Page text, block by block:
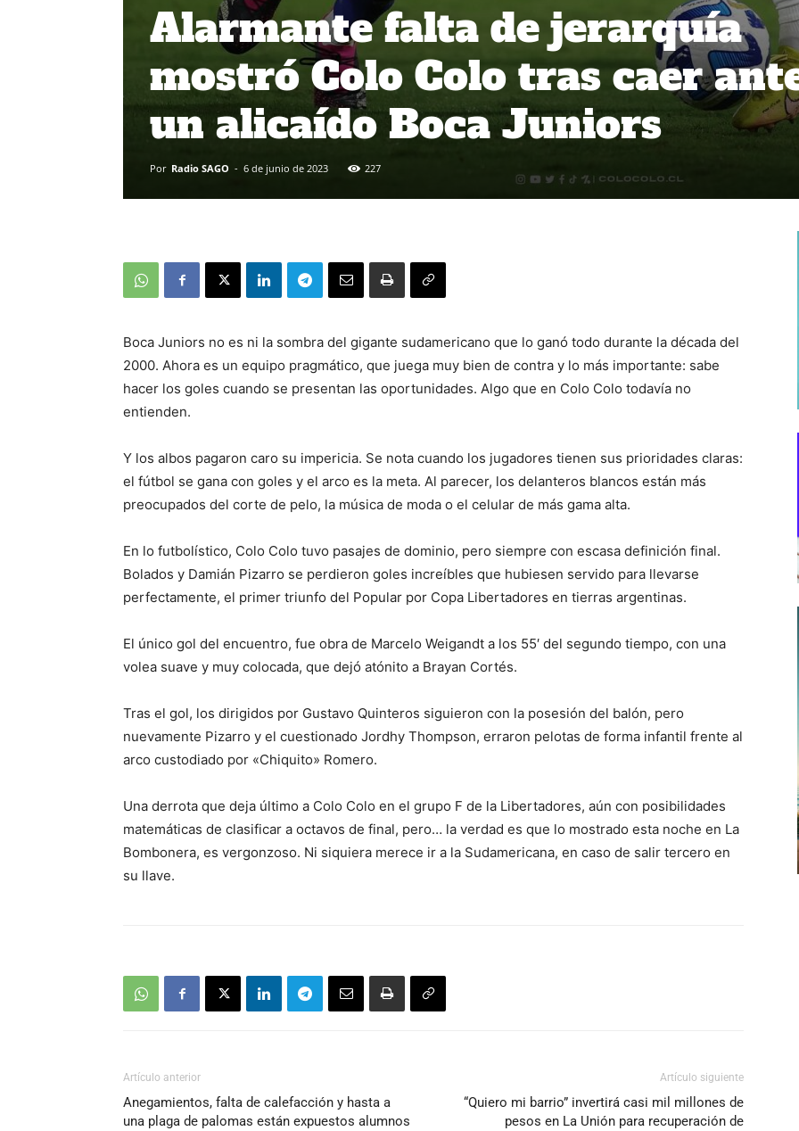
Alarmante falta de jerarquía
mostró Colo Colo tras caer
un alicaído Boca Juniors
Por Radio SAGO - 6 de junio de 2023 227
Boca Juniors no es ni la sombra del gigante sudamericano que lo ganó todo durante la década del
2000. Ahora es un equipo pragmático, que juega muy bien de contra y lo más importante: sabe
hacer los goles cuando se presentan las oportunidades. Algo que en Colo Colo todavía no
entienden.
Y los albos pagaron caro su impericia. Se nota cuando los jugadores tienen sus prioridades claras:
el fútbol se gana con goles y el arco es la meta. Al parecer, los delanteros blancos están más
preocupados del corte de pelo, la música de moda o el celular de más gama alta.
En lo futbolístico, Colo Colo tuvo pasajes de dominio, pero siempre con escasa definición final.
Bolados y Damián Pizarro se perdieron goles increíbles que hubiesen servido para llevarse
perfectamente, el primer triunfo del Popular por Copa Libertadores en tierras argentinas.
El único gol del encuentro, fue obra de Marcelo Weigandt a los 55′ del segundo tiempo, con una
volea suave y muy colocada, que dejó atónito a Brayan Cortés.
Tras el gol, los dirigidos por Gustavo Quinteros siguieron con la posesión del balón, pero
nuevamente Pizarro y el cuestionado Jordhy Thompson, erraron pelotas de forma infantil frente al
arco custodiado por «Chiquito» Romero.
Una derrota que deja último a Colo Colo en el grupo F de la Libertadores, aún con posibilidades
matemáticas de clasificar a octavos de final, pero… la verdad es que lo mostrado esta noche en La
Bombonera, es vergonzoso. Ni siquiera merece ir a la Sudamericana, en caso de salir tercero en
su llave.
Artículo anterior
Anegamientos, falta de calefacción y hasta a
una plaga de palomas están expuestos alumnos
Artículo siguiente
“Quiero mi barrio” invertirá casi mil millones de
pesos en La Unión para recuperación de